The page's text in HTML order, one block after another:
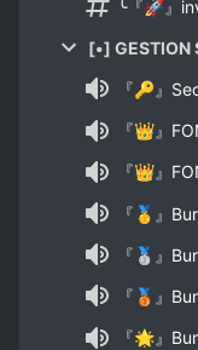
╰『🚀』
[•] GESTION
『🔑』
『👑』
『👑』
『🥇』
『🥈』
『🥉』
『🌟』